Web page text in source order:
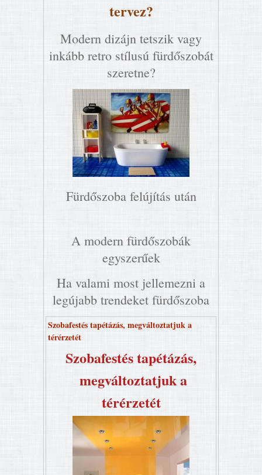
tervez?
Modern dizájn tetszik vagy
inkább retro stílusú fürdőszobát
szeretne?
Fürdőszoba felújítás után
A modern fürdőszobák
egyszerűek
Ha valami most jellemezni a
legújabb trendeket fürdőszoba
Szobafestés tapétázás, megváltoztatjuk a
térérzetét
Szobafestés tapétázás,
megváltoztatjuk a
térérzetét